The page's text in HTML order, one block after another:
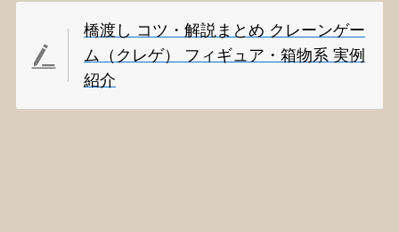
橋渡し コツ・解説まとめ クレーンゲー
ム（クレゲ） フィギュア・箱物系 実例
紹介